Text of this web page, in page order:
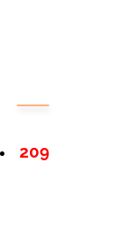
209